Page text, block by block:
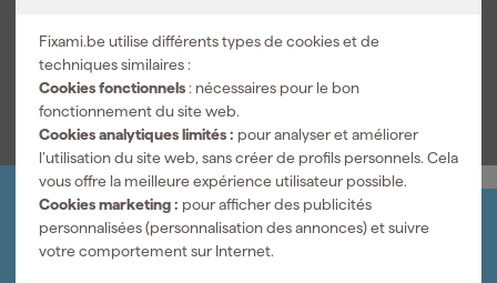
Fixami.be utilise différents types de cookies et de
techniques similaires :
Cookies fonctionnels : nécessaires pour le bon
fonctionnement du site web.
Cookies analytiques limités : pour analyser et améliorer
l’utilisation du site web, sans créer de profils personnels. Cela
vous offre la meilleure expérience utilisateur possible.
Cookies marketing : pour afficher des publicités
personnalisées (personnalisation des annonces) et suivre
votre comportement sur Internet.
supplémentaire lors des travaux de montage en hauteur ou dans
des espaces restreints. Ce cloueur de construction sur batterie
s’intègre parfaitement à l’outillage de fixation professionnel pour
la menuiserie, les coffrages et les constructions temporaires en
bois, où la rapidité et une finition soignée sont essentielles.
Voir toutes les caractéristiques
Organisez-le vous-même
Connectez-vous et gérez vos commandes et vos